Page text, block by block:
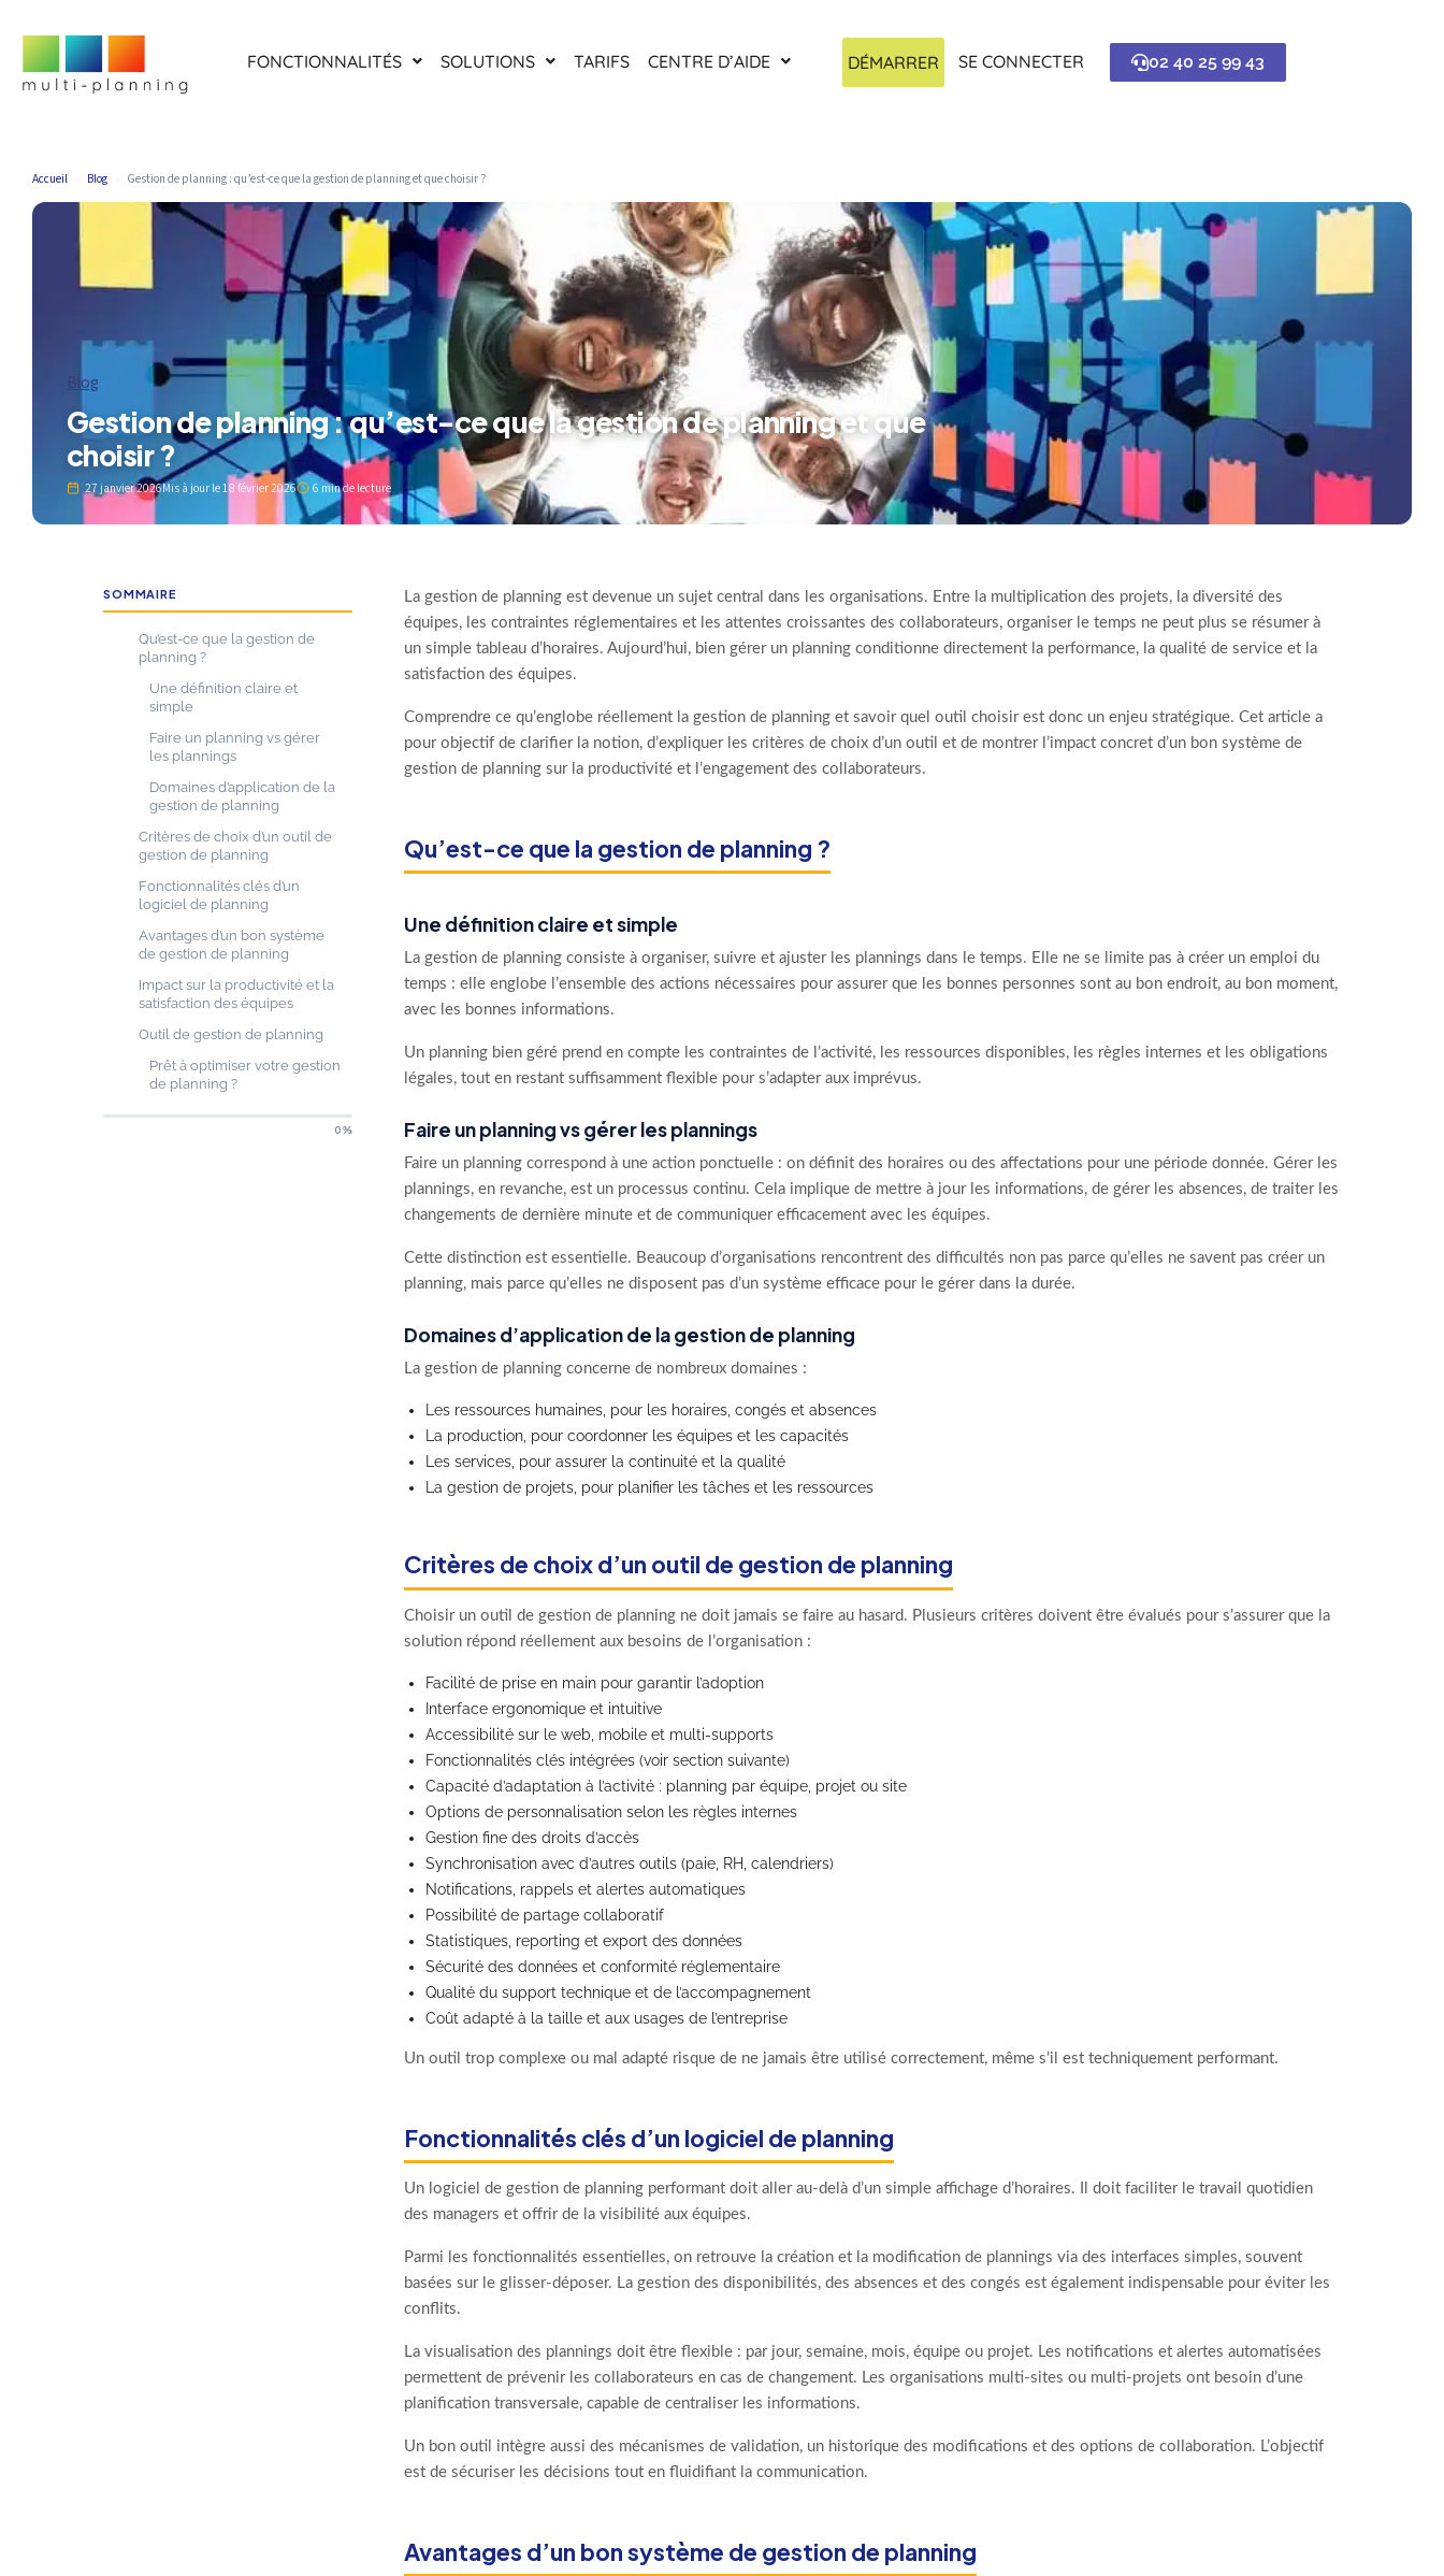
FONCTIONNALITÉS SOLUTIONS TARIFS CENTRE D’AIDE DÉMARRER SE CONNECTER 02 40 25 99 43
Accueil Blog Gestion de planning : qu’est-ce que la gestion de planning et que choisir ?
Blog
Gestion de planning : qu’est-ce que la gestion de planning et que
choisir ?
27 janvier 2026Mis à jour le18 février 2026 6 min de lecture
SOMMAIRE
Qu’est-ce que la gestion de
planning ?
Une définition claire et
simple
Faire un planning vs gérer
les plannings
Domaines d’application de la
gestion de planning
Critères de choix d’un outil de
gestion de planning
Fonctionnalités clés d’un
logiciel de planning
Avantages d’un bon système
de gestion de planning
Impact sur la productivité et la
satisfaction des équipes
Outil de gestion de planning
Prêt à optimiser votre gestion
de planning ?
0%
La gestion de planning est devenue un sujet central dans les organisations. Entre la multiplication des projets, la diversité des
équipes, les contraintes réglementaires et les attentes croissantes des collaborateurs, organiser le temps ne peut plus se résumer à
un simple tableau d’horaires. Aujourd’hui, bien gérer un planning conditionne directement la performance, la qualité de service et la
satisfaction des équipes.
Comprendre ce qu’englobe réellement la gestion de planning et savoir quel outil choisir est donc un enjeu stratégique. Cet article a
pour objectif de clarifier la notion, d’expliquer les critères de choix d’un outil et de montrer l’impact concret d’un bon système de
gestion de planning sur la productivité et l’engagement des collaborateurs.
Qu’est-ce que la gestion de planning ?
Une définition claire et simple
La gestion de planning consiste à organiser, suivre et ajuster les plannings dans le temps. Elle ne se limite pas à créer un emploi du
temps : elle englobe l’ensemble des actions nécessaires pour assurer que les bonnes personnes sont au bon endroit, au bon moment,
avec les bonnes informations.
Un planning bien géré prend en compte les contraintes de l’activité, les ressources disponibles, les règles internes et les obligations
légales, tout en restant suffisamment flexible pour s’adapter aux imprévus.
Faire un planning vs gérer les plannings
Faire un planning correspond à une action ponctuelle : on définit des horaires ou des affectations pour une période donnée. Gérer les
plannings, en revanche, est un processus continu. Cela implique de mettre à jour les informations, de gérer les absences, de traiter les
changements de dernière minute et de communiquer efficacement avec les équipes.
Cette distinction est essentielle. Beaucoup d’organisations rencontrent des difficultés non pas parce qu’elles ne savent pas créer un
planning, mais parce qu’elles ne disposent pas d’un système efficace pour le gérer dans la durée.
Domaines d’application de la gestion de planning
La gestion de planning concerne de nombreux domaines :
Les ressources humaines, pour les horaires, congés et absences
La production, pour coordonner les équipes et les capacités
Les services, pour assurer la continuité et la qualité
La gestion de projets, pour planifier les tâches et les ressources
Critères de choix d’un outil de gestion de planning
Choisir un outil de gestion de planning ne doit jamais se faire au hasard. Plusieurs critères doivent être évalués pour s’assurer que la
solution répond réellement aux besoins de l’organisation :
Facilité de prise en main pour garantir l’adoption
Interface ergonomique et intuitive
Accessibilité sur le web, mobile et multi-supports
Fonctionnalités clés intégrées (voir section suivante)
Capacité d’adaptation à l’activité : planning par équipe, projet ou site
Options de personnalisation selon les règles internes
Gestion fine des droits d’accès
Synchronisation avec d’autres outils (paie, RH, calendriers)
Notifications, rappels et alertes automatiques
Possibilité de partage collaboratif
Statistiques, reporting et export des données
Sécurité des données et conformité réglementaire
Qualité du support technique et de l’accompagnement
Coût adapté à la taille et aux usages de l’entreprise
Un outil trop complexe ou mal adapté risque de ne jamais être utilisé correctement, même s’il est techniquement performant.
Fonctionnalités clés d’un logiciel de planning
Un logiciel de gestion de planning performant doit aller au-delà d’un simple affichage d’horaires. Il doit faciliter le travail quotidien
des managers et offrir de la visibilité aux équipes.
Parmi les fonctionnalités essentielles, on retrouve la création et la modification de plannings via des interfaces simples, souvent
basées sur le glisser-déposer. La gestion des disponibilités, des absences et des congés est également indispensable pour éviter les
conflits.
La visualisation des plannings doit être flexible : par jour, semaine, mois, équipe ou projet. Les notifications et alertes automatisées
permettent de prévenir les collaborateurs en cas de changement. Les organisations multi-sites ou multi-projets ont besoin d’une
planification transversale, capable de centraliser les informations.
Un bon outil intègre aussi des mécanismes de validation, un historique des modifications et des options de collaboration. L’objectif
est de sécuriser les décisions tout en fluidifiant la communication.
Avantages d’un bon système de gestion de planning